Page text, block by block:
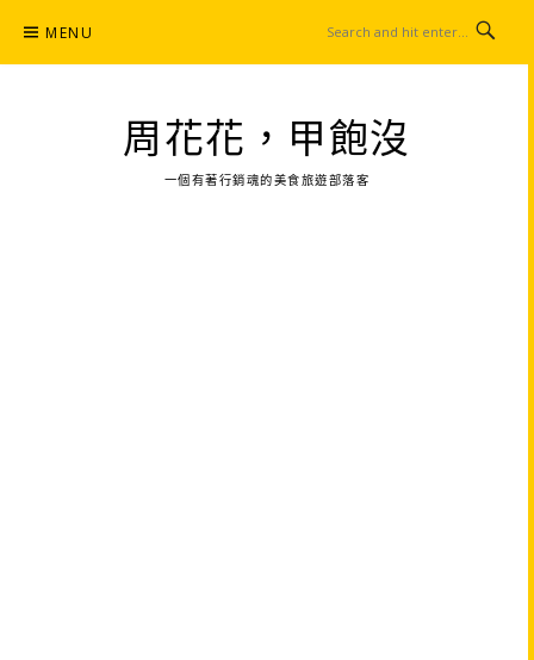
content
MENU
周花花，甲飽沒
一個有著行銷魂的美食旅遊部落客